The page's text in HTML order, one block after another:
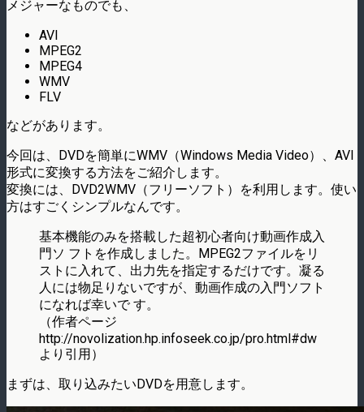
メジャーなものでも、
AVI
MPEG2
MPEG4
WMV
FLV
などがあります。
今回は、DVDを簡単にWMV（Windows Media Video）、AVI
形式に変換する方法をご紹介します。
変換には、DVD2WMV（フリーソフト）を利用します。使い
方はすごくシンプルなんです。
基本機能のみを搭載した超初心者向け動画作成入
門ソ フトを作成しました。MPEG2ファイルをリ
ストに入れて、出力先を指定するだけです。凝る
人には物足りないですが、動画作成の入門ソフト
になれば幸いで す。
（作者ページ
http://novolization.hp.infoseek.co.jp/pro.html#dw
より引用）
まずは、取り込みたいDVDを用意します。